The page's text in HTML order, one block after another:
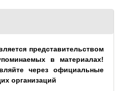
представительством
в материалах!
через официальные
организаций